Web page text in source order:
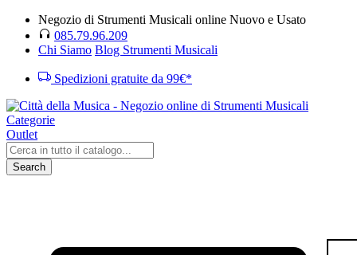
Negozio di Strumenti Musicali online Nuovo e Usato
085.79.96.209
Chi Siamo Blog Strumenti Musicali
Spedizioni gratuite da 99€*
Categorie
Outlet
Search